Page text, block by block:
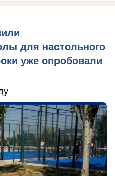
для настольного
уже опробовали